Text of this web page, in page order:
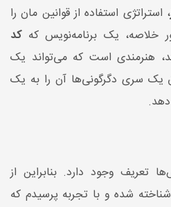
، استراتژی استفاده از قوانین مان را
خلاصه، یک برنامه‌نویس کهکد
هنرمندی است که می‌تواند یک
یک سری دگرگونی‌ها آن را به یک
دهد.
تعریف وجود دارد. بنابراین از
شناخته شده و با تجربه پرسیدم که